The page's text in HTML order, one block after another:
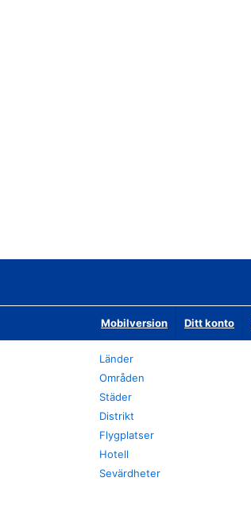
Mobilversion Ditt konto
Länder
Områden
Städer
Distrikt
Flygplatser
Hotell
Sevärdheter